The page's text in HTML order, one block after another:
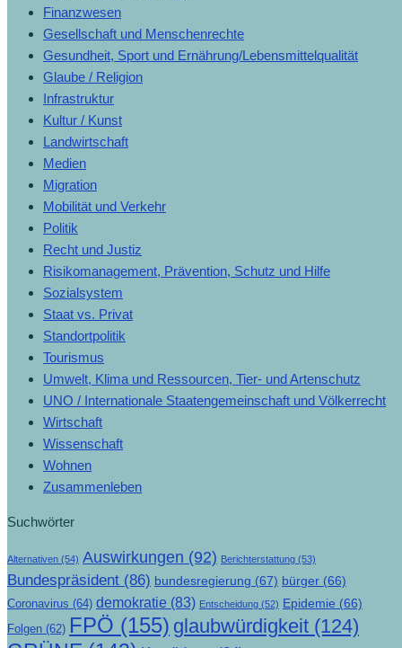
Finanzwesen
Gesellschaft und Menschenrechte
Gesundheit, Sport und Ernährung/Lebensmittelqualität
Glaube / Religion
Infrastruktur
Kultur / Kunst
Landwirtschaft
Medien
Migration
Mobilität und Verkehr
Politik
Recht und Justiz
Risikomanagement, Prävention, Schutz und Hilfe
Sozialsystem
Staat vs. Privat
Standortpolitik
Tourismus
Umwelt, Klima und Ressourcen, Tier- und Artenschutz
UNO / Internationale Staatengemeinschaft und Völkerrecht
Wirtschaft
Wissenschaft
Wohnen
Zusammenleben
Suchwörter
Alternativen (54) Auswirkungen (92) Berichterstattung (53)
Bundespräsident (86) bundesregierung (67) bürger (66)
Coronavirus (64) demokratie (83) Entscheidung (52) Epidemie (66)
Folgen (62) FPÖ (155) glaubwürdigkeit (124)